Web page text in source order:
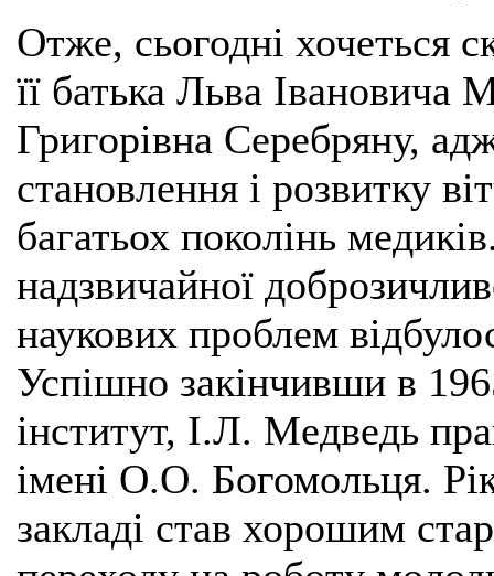
Отже, сьогодні хочеться
її батька Льва Івановича
Григорівна Серебряну,
становлення і розвитку
багатьох поколінь
надзвичайної
наукових проблем
Успішно закінчивши в
інститут, І.Л. Медведь
імені О.О. Богомольця.
закладі став хорошим